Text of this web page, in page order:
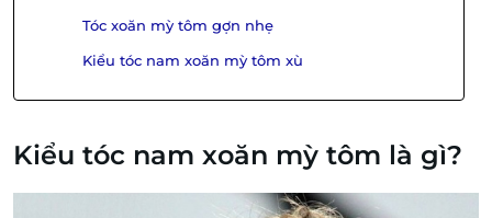
Tóc xoăn mỳ tôm gợn nhẹ
Kiểu tóc nam xoăn mỳ tôm xù
Kiểu tóc nam xoăn mỳ tôm là gì?